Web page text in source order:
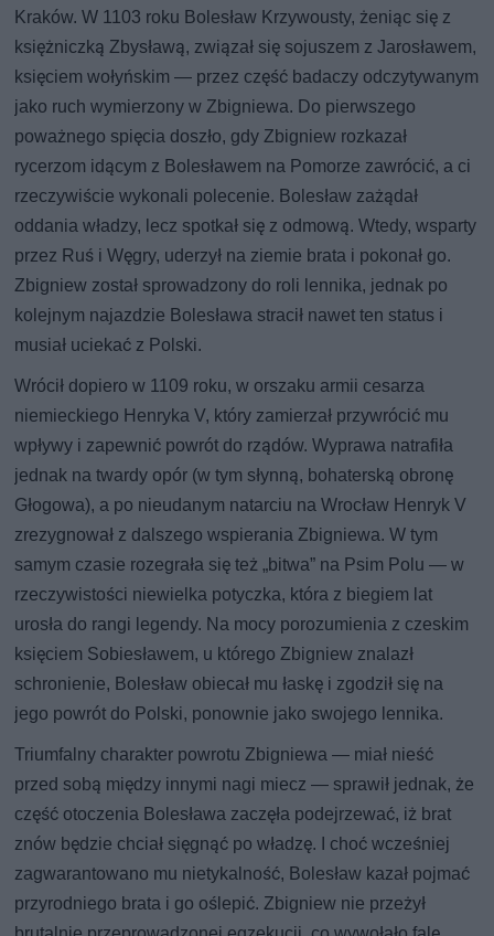
Kraków. W 1103 roku Bolesław Krzywousty, żeniąc się z
księżniczką Zbysławą, związał się sojuszem z Jarosławem,
księciem wołyńskim — przez część badaczy odczytywanym
jako ruch wymierzony w Zbigniewa. Do pierwszego
poważnego spięcia doszło, gdy Zbigniew rozkazał
rycerzom idącym z Bolesławem na Pomorze zawrócić, a ci
rzeczywiście wykonali polecenie. Bolesław zażądał
oddania władzy, lecz spotkał się z odmową. Wtedy, wsparty
przez Ruś i Węgry, uderzył na ziemie brata i pokonał go.
Zbigniew został sprowadzony do roli lennika, jednak po
kolejnym najazdzie Bolesława stracił nawet ten status i
musiał uciekać z Polski.
Wrócił dopiero w 1109 roku, w orszaku armii cesarza
niemieckiego Henryka V, który zamierzał przywrócić mu
wpływy i zapewnić powrót do rządów. Wyprawa natrafiła
jednak na twardy opór (w tym słynną, bohaterską obronę
Głogowa), a po nieudanym natarciu na Wrocław Henryk V
zrezygnował z dalszego wspierania Zbigniewa. W tym
samym czasie rozegrała się też „bitwa” na Psim Polu — w
rzeczywistości niewielka potyczka, która z biegiem lat
urosła do rangi legendy. Na mocy porozumienia z czeskim
księciem Sobiesławem, u którego Zbigniew znalazł
schronienie, Bolesław obiecał mu łaskę i zgodził się na
jego powrót do Polski, ponownie jako swojego lennika.
Triumfalny charakter powrotu Zbigniewa — miał nieść
przed sobą między innymi nagi miecz — sprawił jednak, że
część otoczenia Bolesława zaczęła podejrzewać, iż brat
znów będzie chciał sięgnąć po władzę. I choć wcześniej
zagwarantowano mu nietykalność, Bolesław kazał pojmać
przyrodniego brata i go oślepić. Zbigniew nie przeżył